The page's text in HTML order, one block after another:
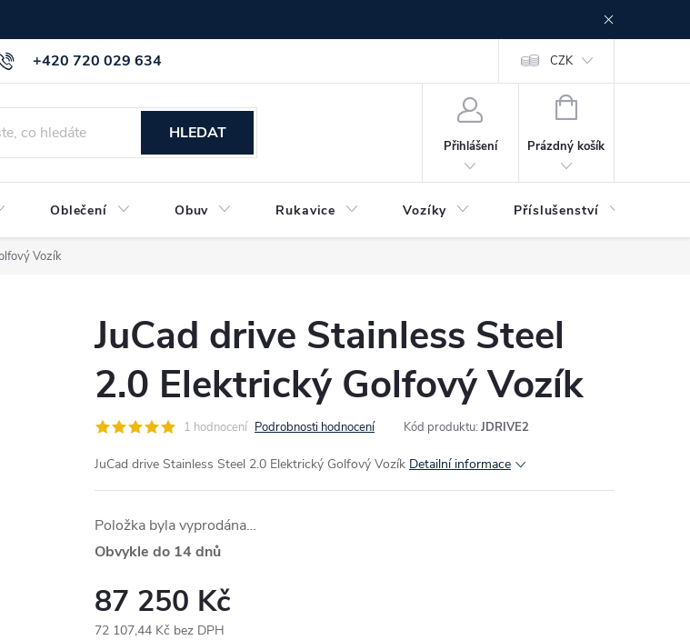
+420 720 029 634
a směrnice Kontakt CZK
HLEDAT
Přihlášení
NÁKUPNÍ
Prázdný košík
Oblečení Obuv Rukavice Vozíky Příslušenství
Vozík
JuCad drive Stainless Steel
2.0 Elektrický Golfový Vozík
1 hodnocení Podrobnosti hodnocení Kód produktu: JDRIVE2
JuCad drive Stainless Steel 2.0 Elektrický Golfový Vozík Detailní informace
Položka byla vyprodána…
Obvykle do 14 dnů
87 250 Kč
72 107,44 Kč bez DPH